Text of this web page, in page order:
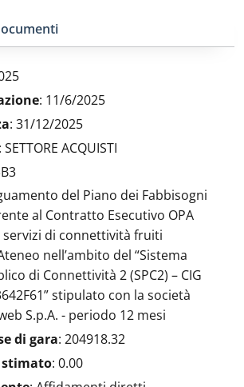
: 11/6/2025
: 31/12/2025
: SETTORE ACQUISTI
del Piano dei Fabbisogni
al Contratto Esecutivo OPA
servizi di connettività fruiti
nell’ambito del “Sistema
di Connettività 2 (SPC2) – CIG
stipulato con la società
S.p.A. - periodo 12 mesi
di gara: 204918.32
stimato: 0.00